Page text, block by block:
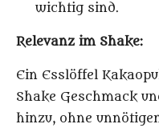
wichtig sind.
Relevanz im Shake:
Ein Esslöffel
Shake Geschmack
hinzu, ohne